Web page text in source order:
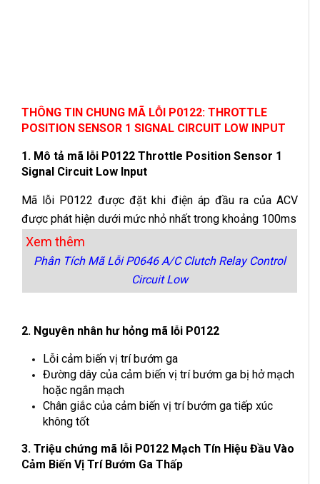
THÔNG TIN CHUNG MÃ LỖI P0122: THROTTLE
POSITION SENSOR 1 SIGNAL CIRCUIT LOW INPUT
1. Mô tả mã lỗi P0122 Throttle Position Sensor 1
Signal Circuit Low Input
Mã lỗi P0122 được đặt khi điện áp đầu ra của ACV
được phát hiện dưới mức nhỏ nhất trong khoảng 100ms
Xem thêm
Phân Tích Mã Lỗi P0646 A/C Clutch Relay Control
Circuit Low
2. Nguyên nhân hư hỏng mã lỗi P0122
Lỗi cảm biến vị trí bướm ga
Đường dây của cảm biến vị trí bướm ga bị hở mạch
hoặc ngắn mạch
Chân giắc của cảm biến vị trí bướm ga tiếp xúc
không tốt
3. Triệu chứng mã lỗi P0122 Mạch Tín Hiệu Đầu Vào
Cảm Biến Vị Trí Bướm Ga Thấp